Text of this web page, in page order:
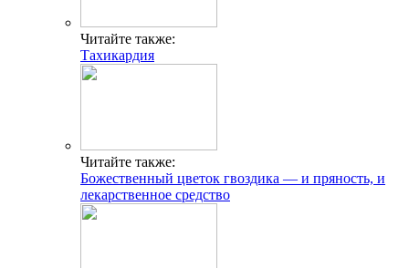
Читайте также:
Тахикардия
Читайте также:
Божественный цветок гвоздика — и пряность, и
лекарственное средство